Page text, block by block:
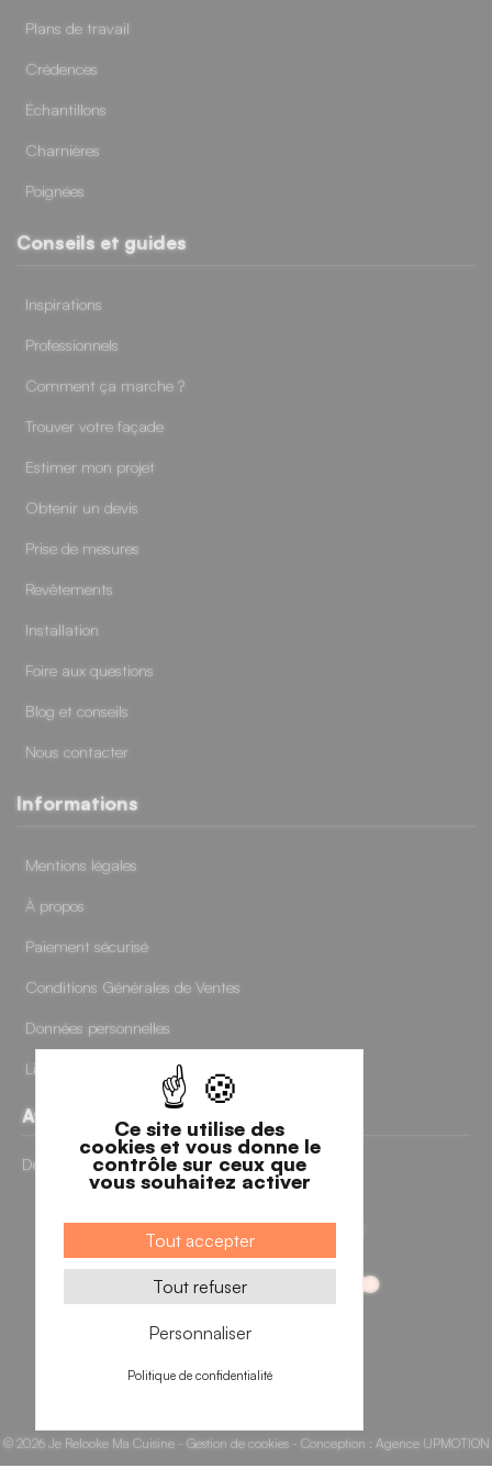
Ce site utilise des
cookies et vous donne le
contrôle sur ceux que
vous souhaitez activer
Tout accepter
Tout refuser
Personnaliser
Politique de confidentialité
FILTRER TRIER
Plans de travail
Crédences
Échantillons
Charnières
Poignées
Conseils et guides
Inspirations
Professionnels
Comment ça marche ?
Trouver votre façade
Estimer mon projet
Obtenir un devis
Prise de mesures
Revêtements
Installation
Foire aux questions
Blog et conseils
Nous contacter
Informations
Mentions légales
À propos
Paiement sécurisé
Conditions Générales de Ventes
Données personnelles
Livraisons et retours
Avis clients
Découvrir nos avis clients
© 2026 Je Relooke Ma Cuisine - Gestion de cookies- Conception : Agence UPMOTION